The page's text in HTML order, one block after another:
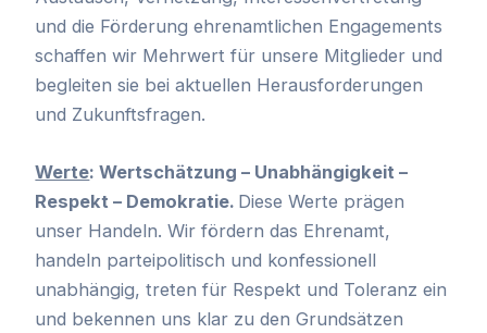
und die Förderung ehrenamtlichen Engagements
schaffen wir Mehrwert für unsere Mitglieder und
begleiten sie bei aktuellen Herausforderungen
und Zukunftsfragen.
Werte:Wertschätzung – Unabhängigkeit –
Respekt – Demokratie. Diese Werte prägen
unser Handeln. Wir fördern das Ehrenamt,
handeln parteipolitisch und konfessionell
unabhängig, treten für Respekt und Toleranz ein
und bekennen uns klar zu den Grundsätzen